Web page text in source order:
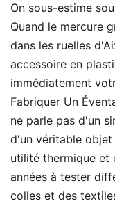
On sous-estime
Quand le mercure
dans les ruelles
accessoire en
immédiatement
Fabriquer Un
ne parle pas d'un
d'un véritable
utilité thermique et
années à tester
colles et des